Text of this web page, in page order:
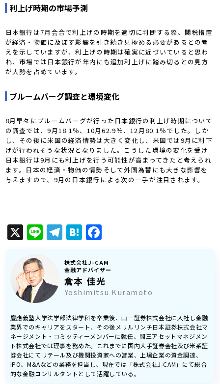
利上げ時期の市場予測
日本銀行は7月会合で利上げの時期を適切に判断する際、関税措置
が経済・物価に及ぼす影響を引き続き見極める必要があるとの考
えを示していますが、利上げの時期は確実に近づいていると思わ
れ、市場では日本銀行が年内にも追加利上げに踏み切るとの見方
が大勢を占めています。
ブルームバーグ調査と環境変化
8月早々にブルームバーグが行った日本銀行の利上げ時期について
の調査では、9月18.1％、10月62.9％、12月80.1％でした。しか
し、その後に米国の経済情勢は大きく変化し、米国では9月に利下
げが行われそうな状況となりました。こうした環境の変化を受け
日本銀行は9月にも利上げを行う可能性が高まってきたと考えられ
ます。日本の経済・物価の情勢そして外国為替にも大きな影響を
与えますので、9月の日本銀行による次の一手が注目されます。
X LineTelegram
Hatena
Facebook
株式会社J-CAM
金融アドバイザー
倉本 佳光
Yoshimitsu Kuramoto
慶應義塾大学法学部法律学科を卒業後、山一証券株式会社に入社し金融
業界でのキャリアをスタート、その後メリルリンチ日本証券株式会社マ
ネージメント・コミッティーメンバーに就任、岡三アセットマネジメン
ト株式会社では理事を務めた。これまでに国内大手証券会社及び米系証
券会社にてリテール及び機関投資家への営業、上場企業の資金調達、
IPO、M&Aなどの業務を担当し、現在では「株式会社J-CAM」にて総合
的な金融コンサルタントとして活躍している。